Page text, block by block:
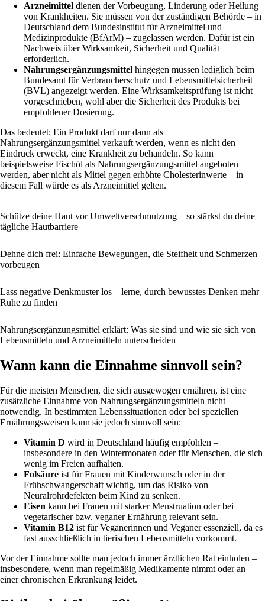
Arzneimittel dienen der Vorbeugung, Linderung oder Heilung
von Krankheiten. Sie müssen von der zuständigen Behörde – in
Deutschland dem Bundesinstitut für Arzneimittel und
Medizinprodukte (BfArM) – zugelassen werden. Dafür ist ein
Nachweis über Wirksamkeit, Sicherheit und Qualität
erforderlich.
Nahrungsergänzungsmittel hingegen müssen lediglich beim
Bundesamt für Verbraucherschutz und Lebensmittelsicherheit
(BVL) angezeigt werden. Eine Wirksamkeitsprüfung ist nicht
vorgeschrieben, wohl aber die Sicherheit des Produkts bei
empfohlener Dosierung.
Das bedeutet: Ein Produkt darf nur dann als
Nahrungsergänzungsmittel verkauft werden, wenn es nicht den
Eindruck erweckt, eine Krankheit zu behandeln. So kann
beispielsweise Fischöl als Nahrungsergänzungsmittel angeboten
werden, aber nicht als Mittel gegen erhöhte Cholesterinwerte – in
diesem Fall würde es als Arzneimittel gelten.
Schütze deine Haut vor Umweltverschmutzung – so stärkst du deine
tägliche Hautbarriere
Dehne dich frei: Einfache Bewegungen, die Steifheit und Schmerzen
vorbeugen
Lass negative Denkmuster los – lerne, durch bewusstes Denken mehr
Ruhe zu finden
Nahrungsergänzungsmittel erklärt: Was sie sind und wie sie sich von
Lebensmitteln und Arzneimitteln unterscheiden
Wann kann die Einnahme sinnvoll sein?
Für die meisten Menschen, die sich ausgewogen ernähren, ist eine
zusätzliche Einnahme von Nahrungsergänzungsmitteln nicht
notwendig. In bestimmten Lebenssituationen oder bei speziellen
Ernährungsweisen kann sie jedoch sinnvoll sein:
Vitamin D wird in Deutschland häufig empfohlen –
insbesondere in den Wintermonaten oder für Menschen, die sich
wenig im Freien aufhalten.
Folsäure ist für Frauen mit Kinderwunsch oder in der
Frühschwangerschaft wichtig, um das Risiko von
Neuralrohrdefekten beim Kind zu senken.
Eisen kann bei Frauen mit starker Menstruation oder bei
vegetarischer bzw. veganer Ernährung relevant sein.
Vitamin B12 ist für Veganerinnen und Veganer essenziell, da es
fast ausschließlich in tierischen Lebensmitteln vorkommt.
Vor der Einnahme sollte man jedoch immer ärztlichen Rat einholen –
insbesondere, wenn man regelmäßig Medikamente nimmt oder an
einer chronischen Erkrankung leidet.